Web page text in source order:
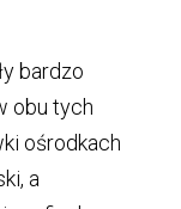
bardzo
obu tych
ośrodkach
a